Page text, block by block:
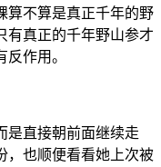
算不算是真正千年的野
有真正的千年野山参才
作用。
是直接朝前面继续走
，也顺便看看她上次被